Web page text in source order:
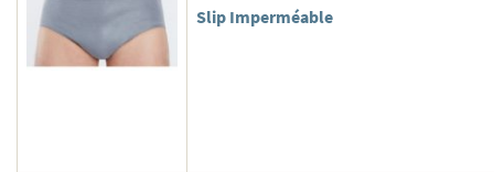
Slip Imperméable